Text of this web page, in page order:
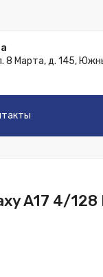
8 Марта, д. 145,
A17 4/128